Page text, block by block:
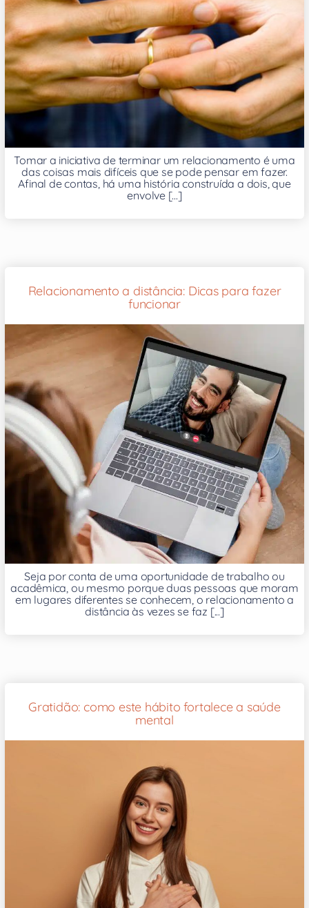
Tomar a iniciativa de terminar um relacionamento é uma
das coisas mais difíceis que se pode pensar em fazer.
Afinal de contas, há uma história construída a dois, que
envolve [...]
Relacionamento a distância: Dicas para fazer
funcionar
Seja por conta de uma oportunidade de trabalho ou
acadêmica, ou mesmo porque duas pessoas que moram
em lugares diferentes se conhecem, o relacionamento a
distância às vezes se faz [...]
Gratidão: como este hábito fortalece a saúde
mental